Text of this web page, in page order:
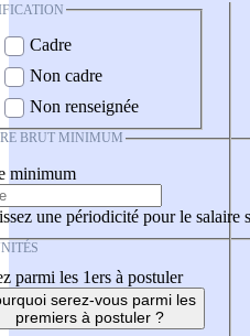
Cadre
Non cadre
Non renseignée
BRUT MINIMUM
minimum
une périodicité pour le salaire
parmi les 1ers à postuler
serez-vous parmi les
premiers à postuler ?